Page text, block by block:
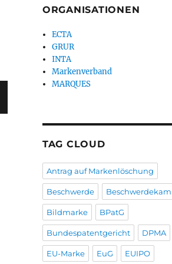
ORGANISATIONEN
ECTA
GRUR
INTA
Markenverband
MARQUES
TAG CLOUD
Antrag auf Markenlöschung
Beschwerde
Bildmarke BPatG
Bundespatentgericht DPMA
EU-Marke EuG EUIPO